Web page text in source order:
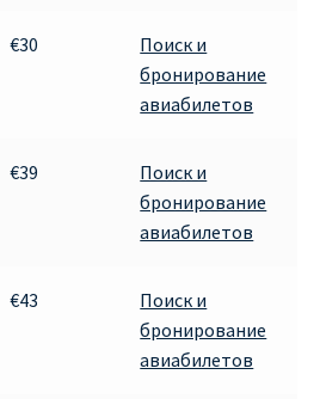
€30
Поиск и
бронирование
авиабилетов
€39
Поиск и
бронирование
авиабилетов
€43
Поиск и
бронирование
авиабилетов